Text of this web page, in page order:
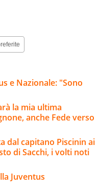
e Nazionale: "Sono
la mia ultima
anche Fede verso
dal capitano Piscinin ai
di Sacchi, i volti noti
Juventus